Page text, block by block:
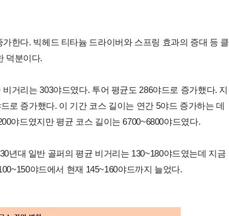
한다. 빅헤드 티타늄 드라이버와 스프링 효과의 증대 등 클
덕분이다.
거리는 303야드였다. 투어 평균도 286야드로 증가했다. 지
로 증가했다. 이 기간 코스 길이는 연간 5야드 증가하는 데
야드였지만 평균 코스 길이는 6700~6800야드였다.
년대 일반 골퍼의 평균 비거리는 130~180야드였는데 지금
야드에서 현재 145~160야드까지 늘었다.